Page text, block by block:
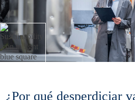
¿Por qué desperdiciar